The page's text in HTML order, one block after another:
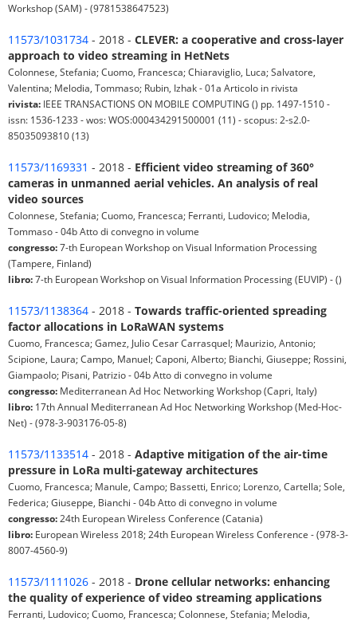
Workshop (SAM) - (9781538647523)
11573/1031734 - 2018 - CLEVER: a cooperative and cross-layer
approach to video streaming in HetNets
Colonnese, Stefania; Cuomo, Francesca; Chiaraviglio, Luca; Salvatore,
Valentina; Melodia, Tommaso; Rubin, Izhak - 01a Articolo in rivista
rivista: IEEE TRANSACTIONS ON MOBILE COMPUTING () pp. 1497-1510 -
issn: 1536-1233 - wos: WOS:000434291500001 (11) - scopus: 2-s2.0-
85035093810 (13)
11573/1169331 - 2018 - Efficient video streaming of 360°
cameras in unmanned aerial vehicles. An analysis of real
video sources
Colonnese, Stefania; Cuomo, Francesca; Ferranti, Ludovico; Melodia,
Tommaso - 04b Atto di convegno in volume
congresso:7-th European Workshop on Visual Information Processing
(Tampere, Finland)
libro:7-th European Workshop on Visual Information Processing (EUVIP) - ()
11573/1138364 - 2018 - Towards traffic-oriented spreading
factor allocations in LoRaWAN systems
Cuomo, Francesca; Gamez, Julio Cesar Carrasquel; Maurizio, Antonio;
Scipione, Laura; Campo, Manuel; Caponi, Alberto; Bianchi, Giuseppe; Rossini,
Giampaolo; Pisani, Patrizio - 04b Atto di convegno in volume
congresso: Mediterranean Ad Hoc Networking Workshop (Capri, Italy)
libro: 17th Annual Mediterranean Ad Hoc Networking Workshop (Med-Hoc-
Net) - (978-3-903176-05-8)
11573/1133514 - 2018 - Adaptive mitigation of the air-time
pressure in LoRa multi-gateway architectures
Cuomo, Francesca; Manule, Campo; Bassetti, Enrico; Lorenzo, Cartella; Sole,
Federica; Giuseppe, Bianchi - 04b Atto di convegno in volume
congresso: 24th European Wireless Conference (Catania)
libro: European Wireless 2018; 24th European Wireless Conference - (978-3-
8007-4560-9)
11573/1111026 - 2018 - Drone cellular networks: enhancing
the quality of experience of video streaming applications
Ferranti, Ludovico; Cuomo, Francesca; Colonnese, Stefania; Melodia,